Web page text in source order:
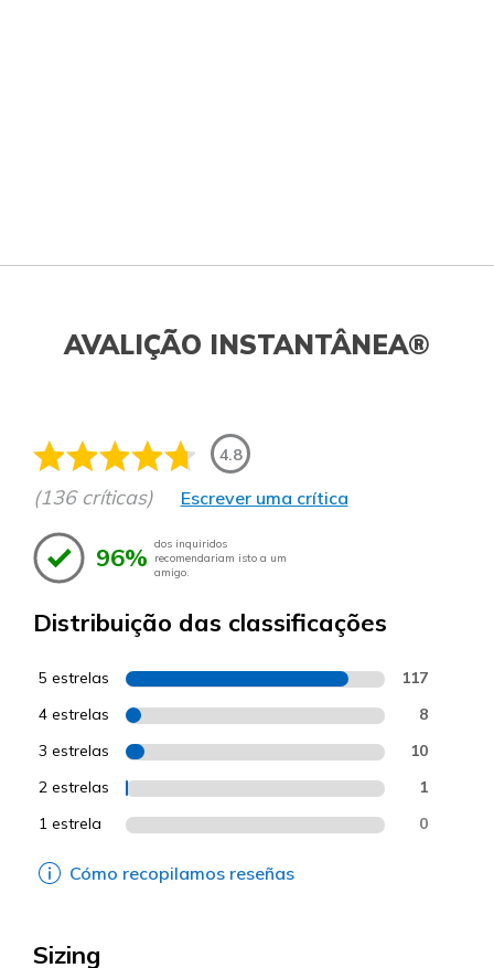
AVALIÇÃO INSTANTÂNEA®
4.8
(136 críticas) Escrever uma crítica
96% dos inquiridos
recomendariam isto a um
amigo.
Distribuição das classificações
5 estrelas 117
4 estrelas 8
3 estrelas 10
2 estrelas 1
1 estrela 0
Cómo recopilamos reseñas
Sizing